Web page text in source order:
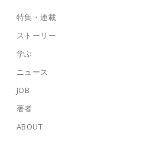
特集・連載
ストーリー
学ぶ
ニュース
JOB
著者
ABOUT